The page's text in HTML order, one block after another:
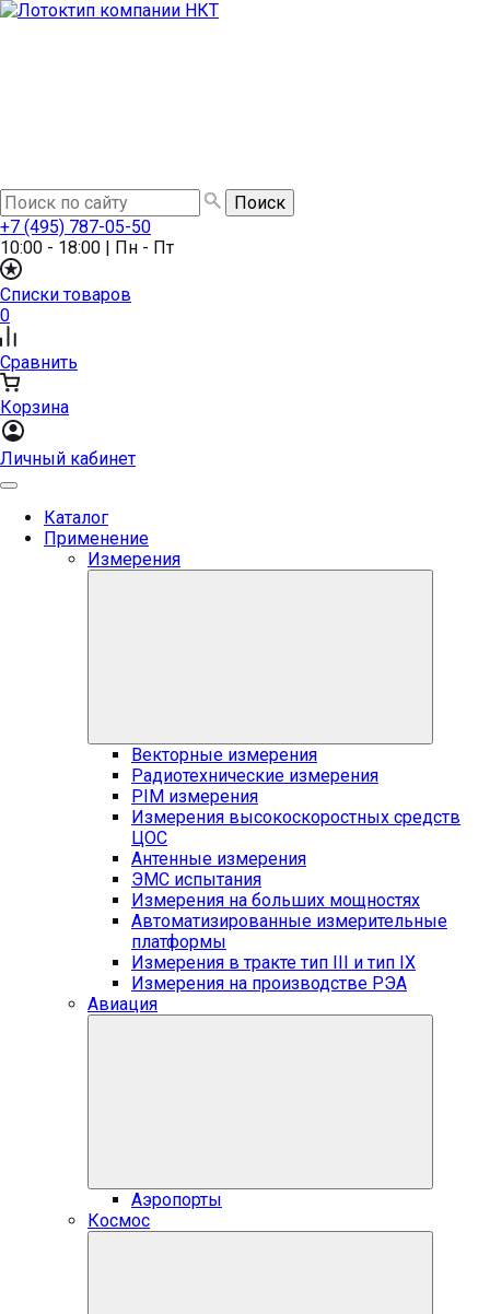
+7 (495) 787-05-50
10:00 - 18:00 | Пн - Пт
Списки товаров
0
Сравнить
Корзина
Личный кабинет
Каталог
Применение
Измерения
Векторные измерения
Радиотехнические измерения
PIM измерения
Измерения высокоскоростных средств
ЦОС
Антенные измерения
ЭМС испытания
Измерения на больших мощностях
Автоматизированные измерительные
платформы
Измерения в тракте тип III и тип IX
Измерения на производстве РЭА
Авиация
Аэропорты
Космос